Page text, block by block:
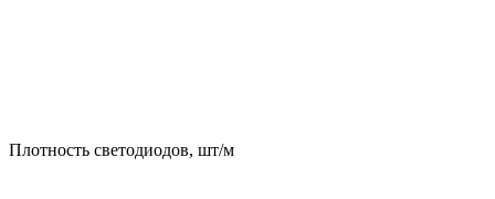
Плотность светодиодов, шт/м